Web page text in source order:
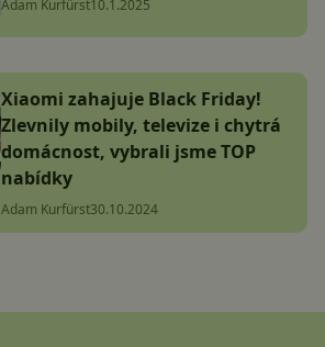
Adam Kurfürst10.1.2025
Xiaomi zahajuje Black Friday!
Zlevnily mobily, televize i chytrá
domácnost, vybrali jsme TOP
nabídky
Adam Kurfürst30.10.2024